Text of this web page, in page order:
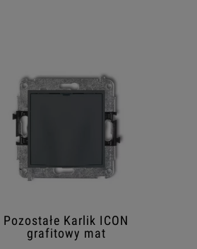
Pozostałe Karlik ICON
grafitowy mat